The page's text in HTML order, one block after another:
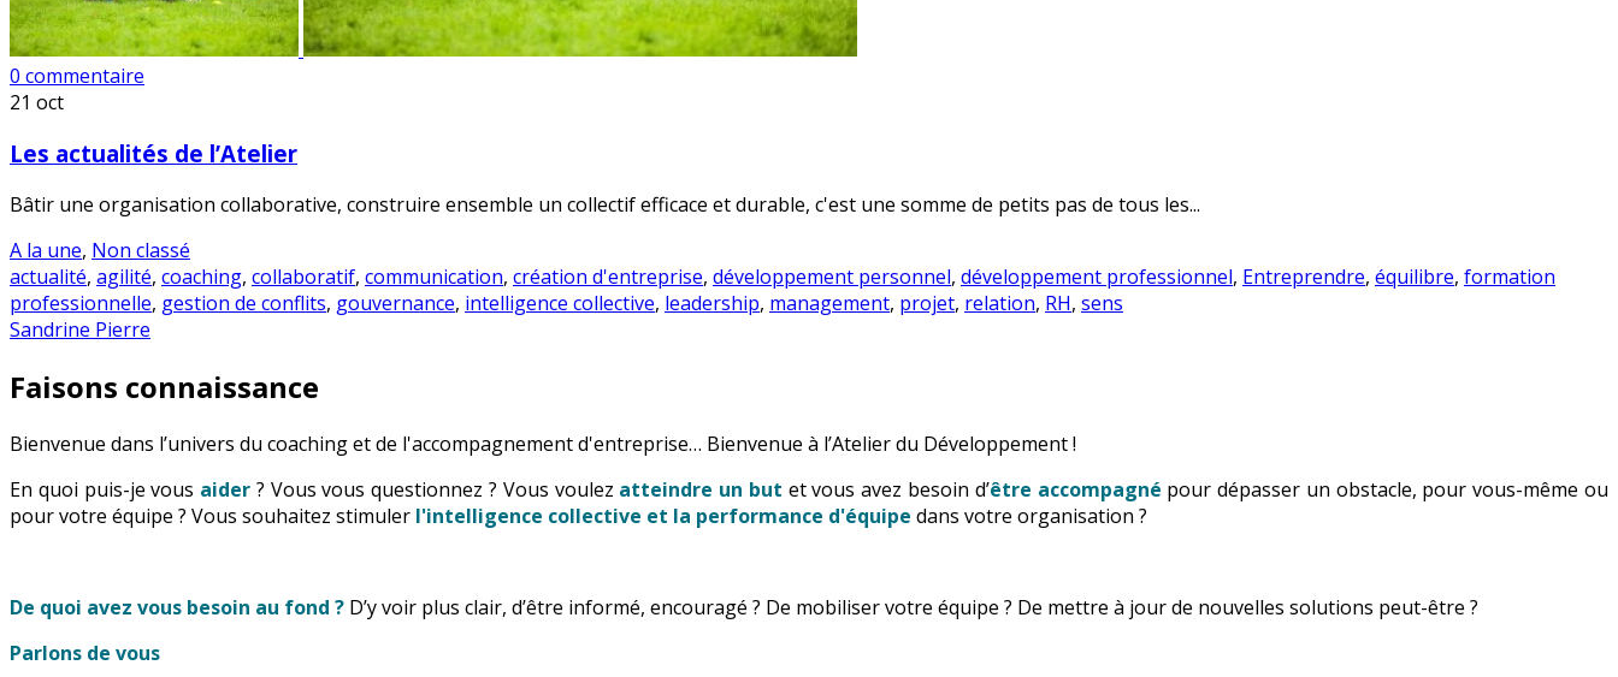
0 commentaire
21 oct
Les actualités de l’Atelier
Bâtir une organisation collaborative, construire ensemble un collectif efficace et durable, c'est une somme de petits pas de tous les...
A la une, Non classé
actualité, agilité, coaching, collaboratif, communication, création d'entreprise, développement personnel, développement professionnel, Entreprendre, équilibre, formation
professionnelle, gestion de conflits, gouvernance, intelligence collective, leadership, management, projet, relation, RH, sens
Sandrine Pierre
Faisons connaissance
Bienvenue dans l’univers du coaching et de l'accompagnement d'entreprise… Bienvenue à l’Atelier du Développement !
En quoi puis-je vous aider ? Vous vous questionnez ? Vous voulez atteindre un but et vous avez besoin d’être accompagné pour dépasser un obstacle, pour vous-même ou
pour votre équipe ? Vous souhaitez stimuler l'intelligence collective et la performance d'équipe dans votre organisation ?
De quoi avez vous besoin au fond ? D’y voir plus clair, d’être informé, encouragé ? De mobiliser votre équipe ? De mettre à jour de nouvelles solutions peut-être ?
Parlons de vous